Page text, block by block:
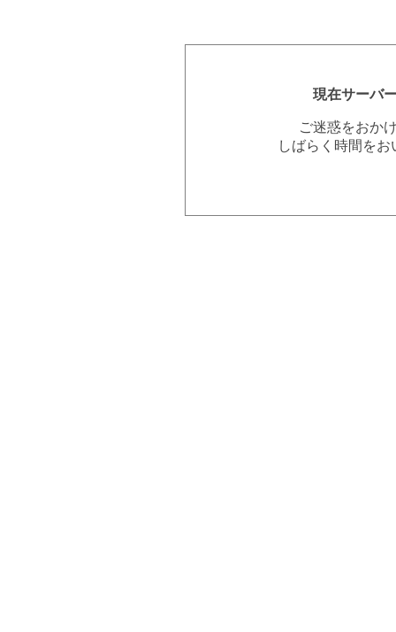
現在サーバ
ご迷惑をおか
しばらく時間を